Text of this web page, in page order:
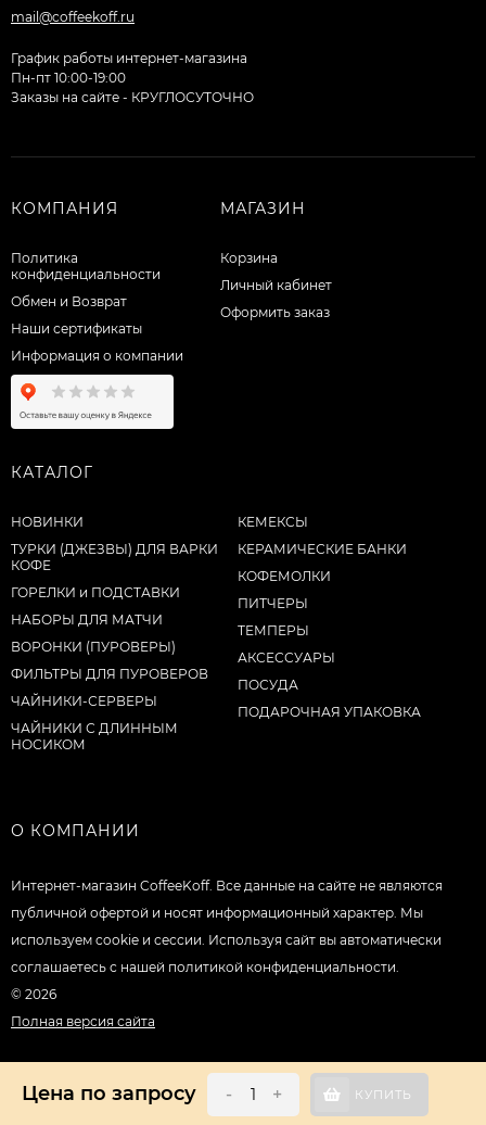
Цена по запросу - + КУПИТЬ
mail@coffeekoff.ru
График работы интернет-магазина
Пн-пт 10:00-19:00
Заказы на сайте - КРУГЛОСУТОЧНО
КОМПАНИЯ
Политика
конфиденциальности
Обмен и Возврат
Наши сертификаты
Информация о компании
МАГАЗИН
Корзина
Личный кабинет
Оформить заказ
КАТАЛОГ
НОВИНКИ
ТУРКИ (ДЖЕЗВЫ) ДЛЯ ВАРКИ
КОФЕ
ГОРЕЛКИ и ПОДСТАВКИ
НАБОРЫ ДЛЯ МАТЧИ
ВОРОНКИ (ПУРОВЕРЫ)
ФИЛЬТРЫ ДЛЯ ПУРОВЕРОВ
ЧАЙНИКИ-СЕРВЕРЫ
ЧАЙНИКИ С ДЛИННЫМ
НОСИКОМ
КЕМЕКСЫ
КЕРАМИЧЕСКИЕ БАНКИ
КОФЕМОЛКИ
ПИТЧЕРЫ
ТЕМПЕРЫ
АКСЕССУАРЫ
ПОСУДА
ПОДАРОЧНАЯ УПАКОВКА
О КОМПАНИИ
Интернет-магазин CoffeeKoff. Все данные на сайте не являются
публичной офертой и носят информационный характер. Мы
используем cookie и сессии. Используя сайт вы автоматически
соглашаетесь с нашей политикой конфиденциальности.
© 2026
Полная версия сайта